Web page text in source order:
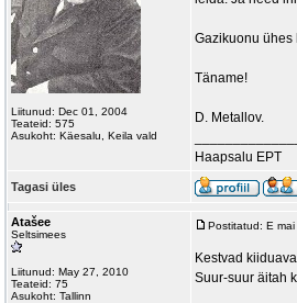
Liitunud: Dec 01, 2004
Teateid: 575
Asukoht: Käesalu, Keila vald
Gazikuonu ühes
Täname!
D. Metallov.
Haapsalu EPT
Tagasi üles
Atašee
Seltsimees
Liitunud: May 27, 2010
Teateid: 75
Asukoht: Tallinn
Postitatud: E
Kestvad
Suur-suur äitah